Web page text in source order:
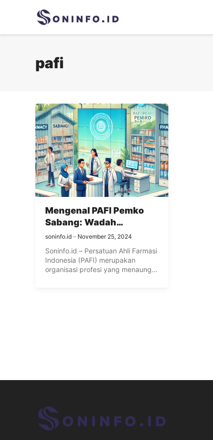
pafi
Mengenal PAFI Pemko
Sabang: Wadah
Profesional Ahli Farmasi
di Kota Sabang
soninfo.id November 25, 2024
Soninfo.id – Persatuan Ahli Farmasi
Indonesia (PAFI) merupakan
organisasi profesi yang menaungi